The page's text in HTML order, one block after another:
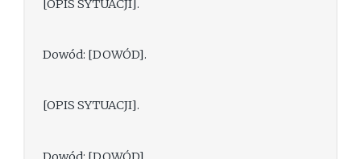
[OPIS SYTUACJI].
Dowód: [DOWÓD].
[OPIS SYTUACJI].